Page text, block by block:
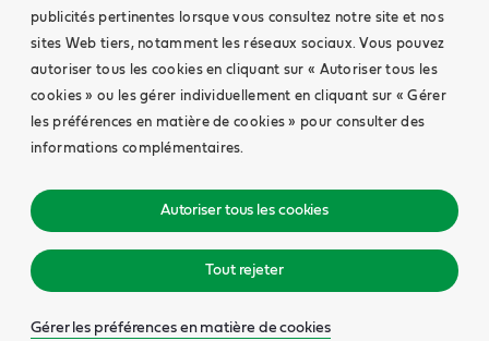
publicités pertinentes lorsque vous consultez notre site et nos
sites Web tiers, notamment les réseaux sociaux. Vous pouvez
autoriser tous les cookies en cliquant sur « Autoriser tous les
cookies » ou les gérer individuellement en cliquant sur « Gérer
les préférences en matière de cookies » pour consulter des
informations complémentaires.
Autoriser tous les cookies
Tout rejeter
Gérer les préférences en matière de cookies